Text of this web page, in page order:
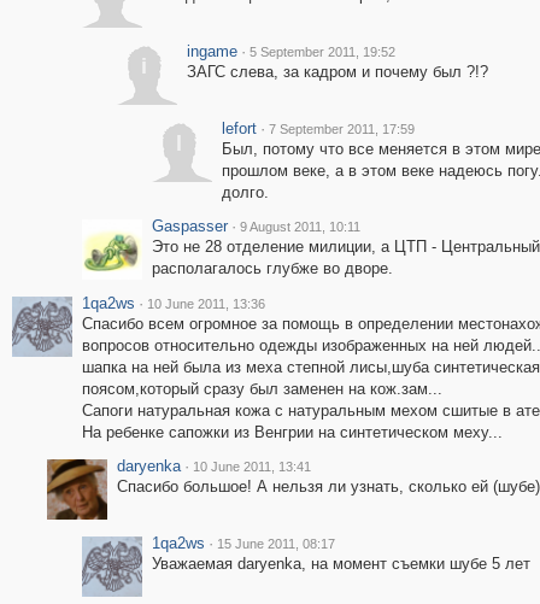
i
ingame · 5 September 2011, 19:52
ЗАГС слева, за кадром и почему был ?!?
lefort · 7 September 2011, 17:59
Был, потому что все меняется в этом
прошлом веке, а в этом веке надеюсь
долго.
Gaspasser · 9 August 2011, 10:11
Это не 28 отделение милиции, а ЦТП -
располагалось глубже во дворе.
1qa2ws · 10 June 2011, 13:36
Спасибо всем огромное за помощь в определении
вопросов относительно одежды изображенных на ней
шапка на ней была из меха степной лисы,шуба
поясом,который сразу был заменен на кож.зам...
Сапоги натуральная кожа с натуральным мехом сшитые в
На ребенке сапожки из Венгрии на синтетическом меху...
daryenka · 10 June 2011, 13:41
Спасибо большое! А нельзя ли узнать, сколько ей
1qa2ws · 15 June 2011, 08:17
Уважаемая daryenka, на момент съемки шубе 5 лет